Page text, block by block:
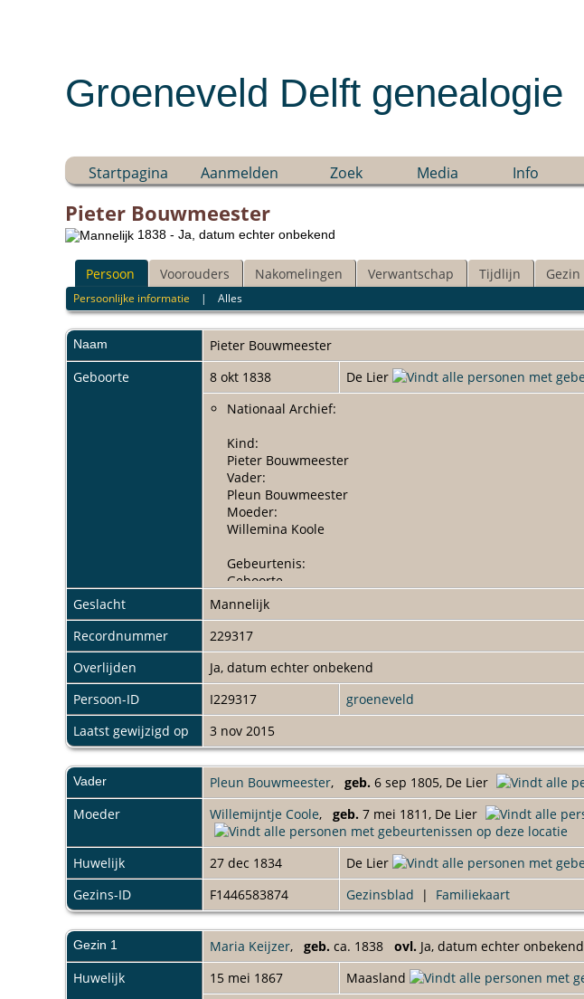
Groeneveld Delft genealogie
Startpagina Aanmelden Zoek Media Info
Pieter Bouwmeester
1838 - Ja, datum echter onbekend
Persoon Voorouders Nakomelingen Verwantschap Tijdlijn Gezin
Persoonlijke informatie |Alles
Naam Pieter Bouwmeester
Geboorte
8 okt 1838
De Lier
Nationaal Archief:
Kind:
Pieter Bouwmeester
Vader:
Pleun Bouwmeester
Moeder:
Willemina Koole
Gebeurtenis:
Geboorte
Datum:
maandag 8 oktober 1838
Gebeurtenisplaats:
De Lier
Plaats instelling:
Naaldwijk
Collectiegebied:
Zuid-Holland
Archief:
Historisch Archief Westland
Aktenummer:
25
Registratiedatum:
9 oktober 1838
Akteplaats:
De Lier
Aktesoort:
Geboorteakte
Geslacht
Mannelijk
Recordnummer
229317
Overlijden
Ja, datum echter onbekend
Persoon-ID
I229317
groeneveld
Laatst gewijzigd op
3 nov 2015
Vader Pleun Bouwmeester, geb. 6 sep 1805, De Lier
Moeder
Willemijntje Coole, geb. 7 mei 1811, De Lier
Huwelijk
27 dec 1834
De Lier
Gezins-ID
F1446583874 Gezinsblad | Familiekaart
Gezin 1 Maria Keijzer, geb. ca. 1838 ovl. Ja, datum echter onbekend
Huwelijk
15 mei 1867
Maasland